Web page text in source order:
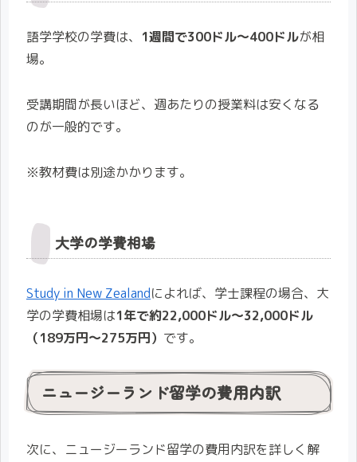
語学学校の学費は、 1週間で300ドル〜400ドルが相
場。
受講期間が長いほど、週あたりの授業料は安くなる
のが一般的です。
※教材費は別途かかります。
大学の学費相場
Study in New Zealandによれば、学士課程の場合、大
学の学費相場は1年で約22,000ドル〜32,000ドル
（189万円〜275万円） です。
ニュージーランド留学の費用内訳
次に、ニュージーランド留学の費用内訳を詳しく解